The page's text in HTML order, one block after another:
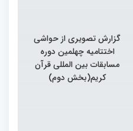
گزارش تصویری از حواشی
اختتامیه چهلمین دوره
مسابقات بین المللی قرآن
کریم(بخش دوم)